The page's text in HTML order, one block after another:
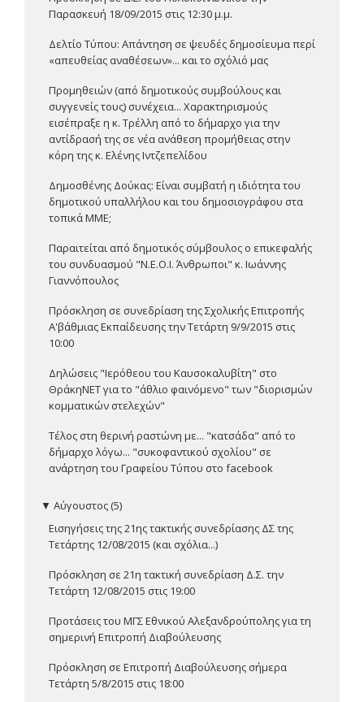
Παρασκευή 18/09/2015 στις 12:30 μ.μ.
Δελτίο Τύπου: Απάντηση σε ψευδές δημοσίευμα περί
«απευθείας αναθέσεων»... και το σχόλιό μας
Προμηθειών (από δημοτικούς συμβούλους και
συγγενείς τους) συνέχεια... Χαρακτηρισμούς
εισέπραξε η κ. Τρέλλη από το δήμαρχο για την
αντίδρασή της σε νέα ανάθεση προμήθειας στην
κόρη της κ. Ελένης Ιντζεπελίδου
Δημοσθένης Δούκας: Είναι συμβατή η ιδιότητα του
δημοτικού υπαλλήλου και του δημοσιογράφου στα
τοπικά ΜΜΕ;
Παραιτείται από δημοτικός σύμβουλος ο επικεφαλής
του συνδυασμού "Ν.Ε.Ο.Ι. Άνθρωποι" κ. Ιωάννης
Γιαννόπουλος
Πρόσκληση σε συνεδρίαση της Σχολικής Επιτροπής
Α'βάθμιας Εκπαίδευσης την Τετάρτη 9/9/2015 στις
10:00
Δηλώσεις "Ιερόθεου του Καυσοκαλυβίτη" στο
ΘράκηΝΕΤ για το "άθλιο φαινόμενο" των "διορισμών
κομματικών στελεχών"
Τέλος στη θερινή ραστώνη με... "κατσάδα" από το
δήμαρχο λόγω... "συκοφαντικού σχολίου" σε
ανάρτηση του Γραφείου Τύπου στο facebook
▼ Αύγουστος (5)
Εισηγήσεις της 21ης τακτικής συνεδρίασης ΔΣ της
Τετάρτης 12/08/2015 (και σχόλια...)
Πρόσκληση σε 21η τακτική συνεδρίαση Δ.Σ. την
Τετάρτη 12/08/2015 στις 19:00
Προτάσεις του ΜΓΣ Εθνικού Αλεξανδρούπολης για τη
σημερινή Επιτροπή Διαβούλευσης
Πρόσκληση σε Επιτροπή Διαβούλευσης σήμερα
Τετάρτη 5/8/2015 στις 18:00